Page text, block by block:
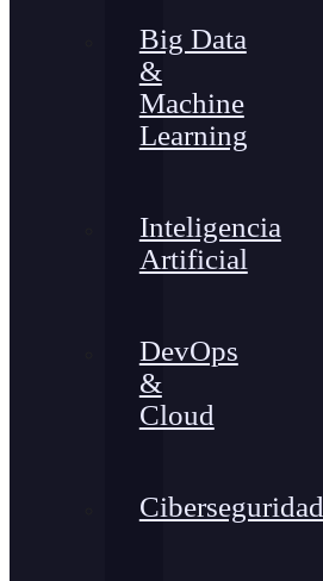
Big Data
&
Machine
Learning
Inteligencia
Artificial
DevOps
&
Cloud
Ciberseguridad